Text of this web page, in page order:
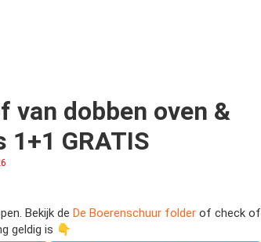
van dobben oven &
GRATIS
Bekijk de De Boerenschuur folder of check of
geldig is 👇